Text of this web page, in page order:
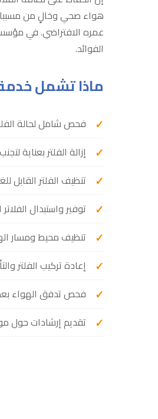
هواء صحي وخالٍ من
عمره الافتراضي. في
الفوائد.
ماذا تشمل
فحص شامل لحالة
إزالة الفلتر بعناية
تنظيف الفلتر القابل
توفير واستبدال
تنظيف محيط ومسار
إعادة تركيب الفلتر
فحص تدفق الهواء بعد
تقديم إرشادات حول